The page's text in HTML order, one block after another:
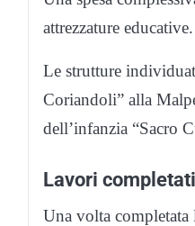
attrezzature
Le strutture
Coriandoli” alla
dell’infanzia “Sacro
Lavori
Una volta completata